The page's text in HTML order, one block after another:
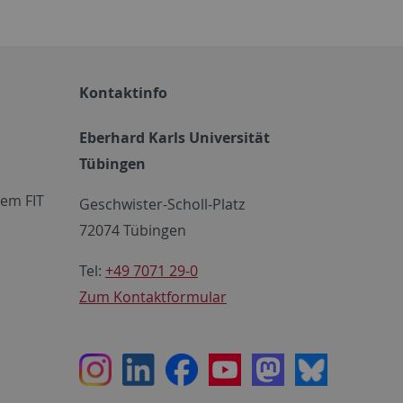
FIT
Kontaktinfo
Eberhard Karls Universität
Tübingen
Geschwister-Scholl-Platz
72074 Tübingen
Tel: +49 7071 29-0
Zum Kontaktformular
InstagramLinkedInFacebookYoutubeMastodon
Bluesky